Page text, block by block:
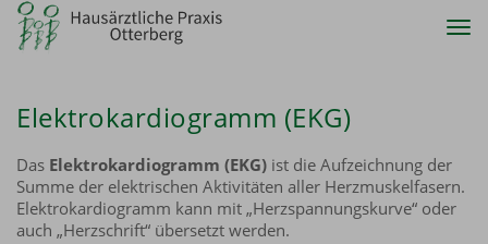
Elektrokardiogramm (EKG)
Das Elektrokardiogramm (EKG) ist die Aufzeichnung der
Summe der elektrischen Aktivitäten aller Herzmuskelfasern.
Elektrokardiogramm kann mit „Herzspannungskurve“ oder
auch „Herzschrift“ übersetzt werden.